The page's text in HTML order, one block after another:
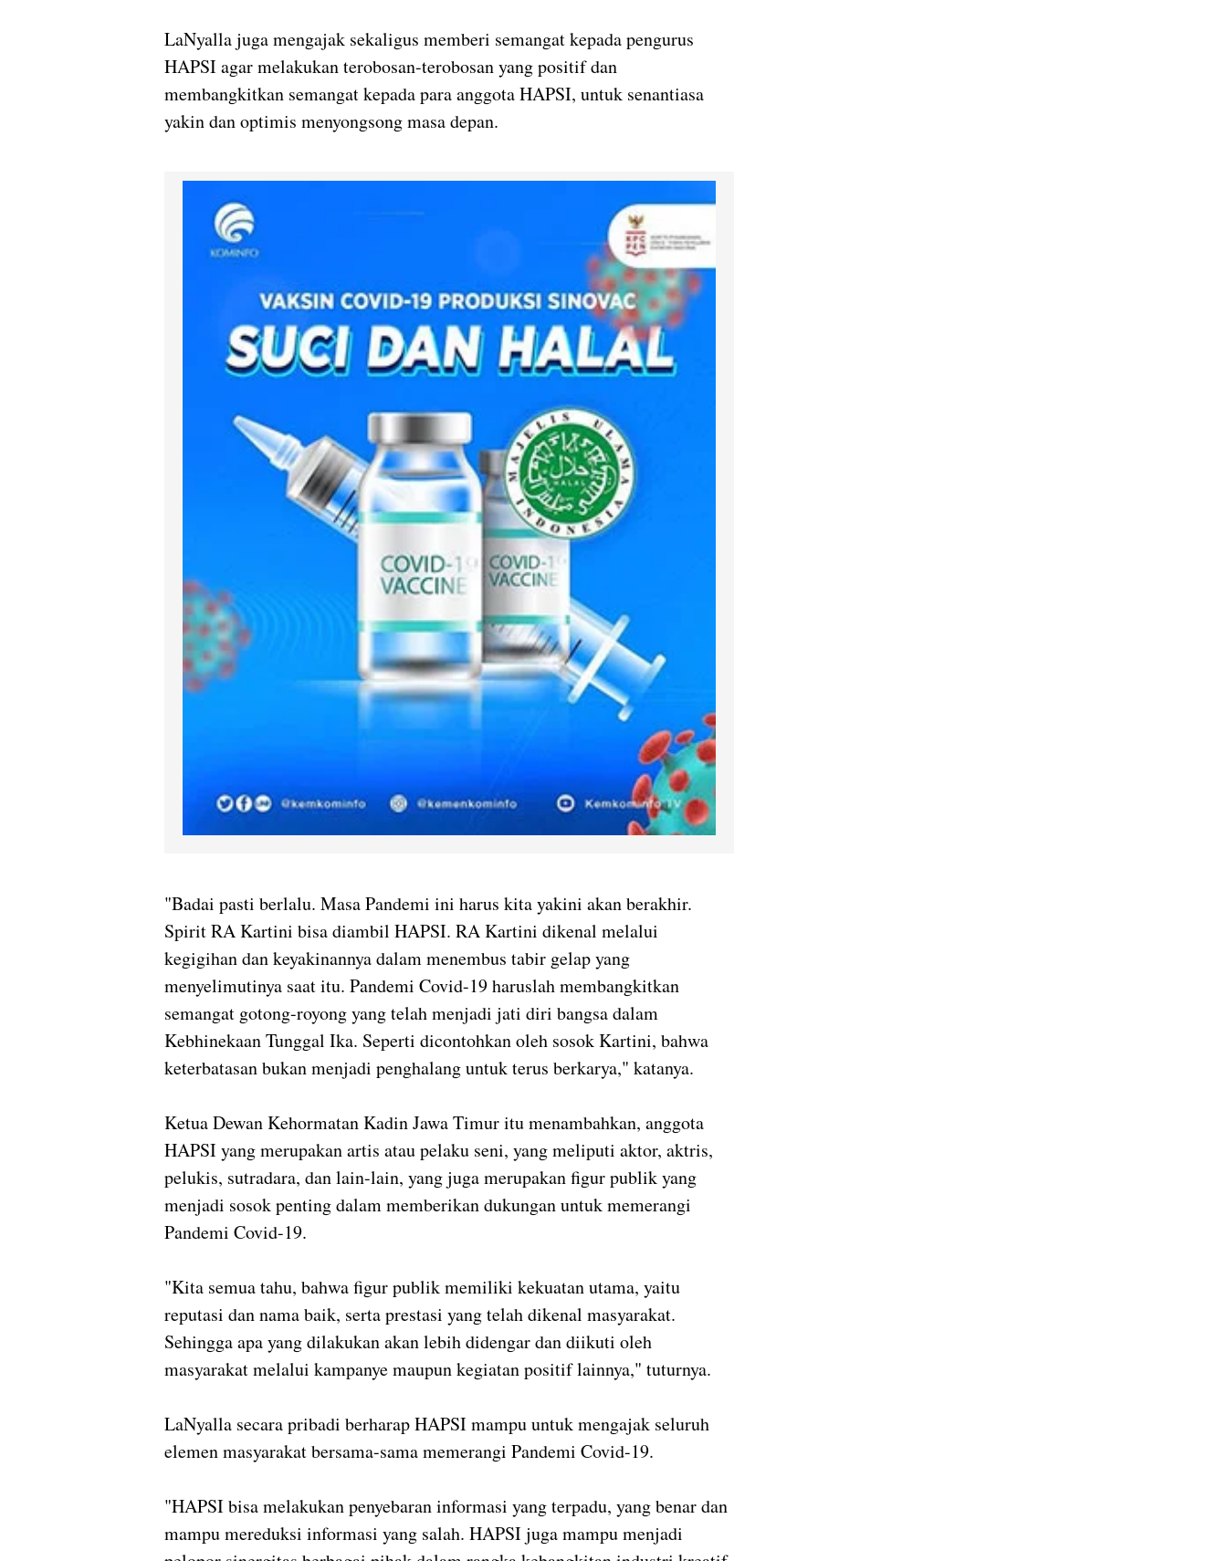
LaNyalla juga mengajak sekaligus memberi semangat kepada pengurus
HAPSI agar melakukan terobosan-terobosan yang positif dan
membangkitkan semangat kepada para anggota HAPSI, untuk senantiasa
yakin dan optimis menyongsong masa depan.
"Badai pasti berlalu. Masa Pandemi ini harus kita yakini akan berakhir.
Spirit RA Kartini bisa diambil HAPSI. RA Kartini dikenal melalui
kegigihan dan keyakinannya dalam menembus tabir gelap yang
menyelimutinya saat itu. Pandemi Covid-19 haruslah membangkitkan
semangat gotong-royong yang telah menjadi jati diri bangsa dalam
Kebhinekaan Tunggal Ika. Seperti dicontohkan oleh sosok Kartini, bahwa
keterbatasan bukan menjadi penghalang untuk terus berkarya," katanya.
Ketua Dewan Kehormatan Kadin Jawa Timur itu menambahkan, anggota
HAPSI yang merupakan artis atau pelaku seni, yang meliputi aktor, aktris,
pelukis, sutradara, dan lain-lain, yang juga merupakan figur publik yang
menjadi sosok penting dalam memberikan dukungan untuk memerangi
Pandemi Covid-19.
"Kita semua tahu, bahwa figur publik memiliki kekuatan utama, yaitu
reputasi dan nama baik, serta prestasi yang telah dikenal masyarakat.
Sehingga apa yang dilakukan akan lebih didengar dan diikuti oleh
masyarakat melalui kampanye maupun kegiatan positif lainnya," tuturnya.
LaNyalla secara pribadi berharap HAPSI mampu untuk mengajak seluruh
elemen masyarakat bersama-sama memerangi Pandemi Covid-19.
"HAPSI bisa melakukan penyebaran informasi yang terpadu, yang benar dan
mampu mereduksi informasi yang salah. HAPSI juga mampu menjadi